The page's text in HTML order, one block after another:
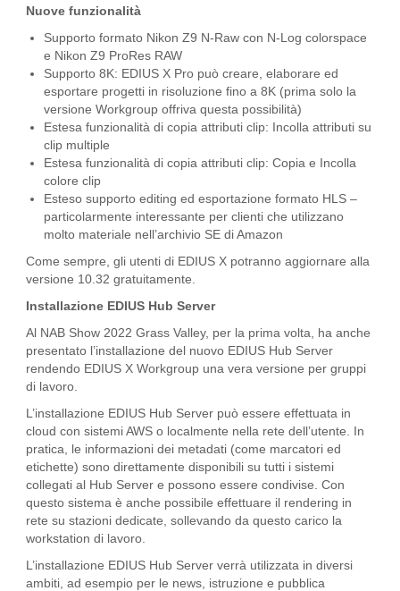
Nuove funzionalità
Supporto formato Nikon Z9 N-Raw con N-Log colorspace
e Nikon Z9 ProRes RAW
Supporto 8K: EDIUS X Pro può creare, elaborare ed
esportare progetti in risoluzione fino a 8K (prima solo la
versione Workgroup offriva questa possibilità)
Estesa funzionalità di copia attributi clip: Incolla attributi su
clip multiple
Estesa funzionalità di copia attributi clip: Copia e Incolla
colore clip
Esteso supporto editing ed esportazione formato HLS –
particolarmente interessante per clienti che utilizzano
molto materiale nell’archivio SE di Amazon
Come sempre, gli utenti di EDIUS X potranno aggiornare alla
versione 10.32 gratuitamente.
Installazione EDIUS Hub Server
Al NAB Show 2022 Grass Valley, per la prima volta, ha anche
presentato l’installazione del nuovo EDIUS Hub Server
rendendo EDIUS X Workgroup una vera versione per gruppi
di lavoro.
L’installazione EDIUS Hub Server può essere effettuata in
cloud con sistemi AWS o localmente nella rete dell’utente. In
pratica, le informazioni dei metadati (come marcatori ed
etichette) sono direttamente disponibili su tutti i sistemi
collegati al Hub Server e possono essere condivise. Con
questo sistema è anche possibile effettuare il rendering in
rete su stazioni dedicate, sollevando da questo carico la
workstation di lavoro.
L’installazione EDIUS Hub Server verrà utilizzata in diversi
ambiti, ad esempio per le news, istruzione e pubblica